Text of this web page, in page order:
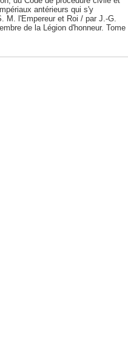
antérieurs qui s'y
M. l'Empereur et Roi / par J.-G.
de la Légion d'honneur. Tome